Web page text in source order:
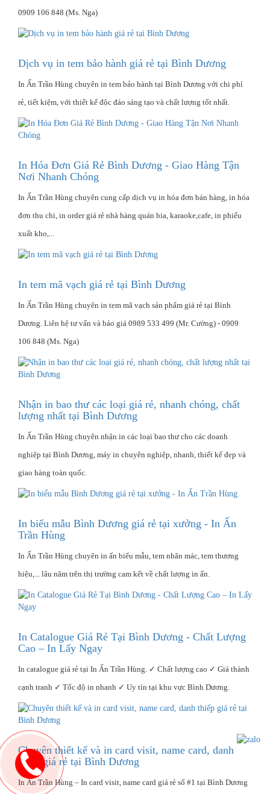
0909 106 848 (Ms. Nga)
Dịch vụ in tem bảo hành giá rẻ tại Bình Dương
In Ấn Trần Hùng chuyên in tem bảo hành tại Bình Dương với chi phí
rẻ, tiết kiệm, với thiết kế độc đáo sáng tạo và chất lượng tốt nhất.
In Hóa Đơn Giá Rẻ Bình Dương - Giao Hàng Tận
Nơi Nhanh Chóng
In Ấn Trần Hùng chuyên cung cấp dịch vụ in hóa đơn bán hàng, in hóa
đơn thu chi, in order giá rẻ nhà hàng quán bia, karaoke,cafe, in phiếu
xuất kho,...
In tem mã vạch giá rẻ tại Bình Dương
In Ấn Trần Hùng chuyên in tem mã vạch sản phẩm giá rẻ tại Bình
Dương. Liên hệ tư vấn và báo giá 0989 533 499 (Mr. Cường) - 0909
106 848 (Ms. Nga)
Nhận in bao thư các loại giá rẻ, nhanh chóng, chất
lượng nhất tại Bình Dương
In Ấn Trần Hùng chuyên nhận in các loại bao thư cho các doanh
nghiệp tại Bình Dương, máy in chuyên nghiệp, nhanh, thiết kế đẹp và
giao hàng toàn quốc.
In biểu mẫu Bình Dương giá rẻ tại xưởng - In Ấn
Trần Hùng
In Ấn Trần Hùng chuyên in ấn biểu mẫu, tem nhãn mác, tem thương
hiệu,... lâu năm trên thị trường cam kết về chất lượng in ấn.
In Catalogue Giá Rẻ Tại Bình Dương - Chất Lượng
Cao – In Lấy Ngay
In catalogue giá rẻ tại In Ấn Trần Hùng. ✓ Chất lượng cao ✓ Giá thành
cạnh tranh ✓ Tốc độ in nhanh ✓ Uy tín tại khu vực Bình Dương.
Chuyên thiết kế và in card visit, name card, danh
thiếp giá rẻ tại Bình Dương
In Ấn Trần Hùng – In card visit, name card giá rẻ số #1 tại Bình Dương